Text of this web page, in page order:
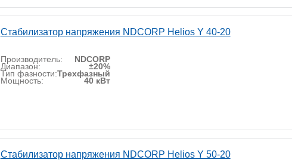
Стабилизатор напряжения NDCORP Helios Y 40-20
Производитель: NDCORP
Диапазон: ±20%
Тип фазности:Трехфазный
Мощность: 40 кВт
Стабилизатор напряжения NDCORP Helios Y 50-20